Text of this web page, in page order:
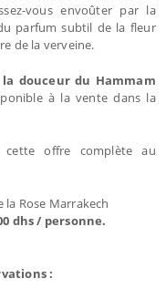
vous envoûter par la
parfum subtil de la fleur
de la verveine.
douceur du Hammam
à la vente dans la
cette offre complète au
Rose Marrakech
dhs / personne.
: